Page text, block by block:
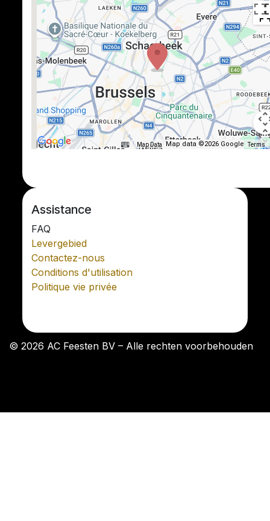
Map Data Map data ©2026 Google Terms
Assistance
FAQ
Levergebied
Contactez-nous
Conditions d'utilisation
Politique vie privée
© 2026 AC Feesten BV – Alle rechten voorbehouden